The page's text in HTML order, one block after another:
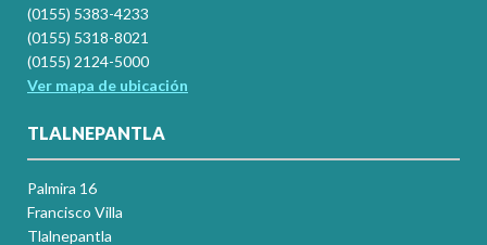
(0155) 5383-4233
(0155) 5318-8021
(0155) 2124-5000
Ver mapa de ubicación
TLALNEPANTLA
Palmira 16
Francisco Villa
Tlalnepantla